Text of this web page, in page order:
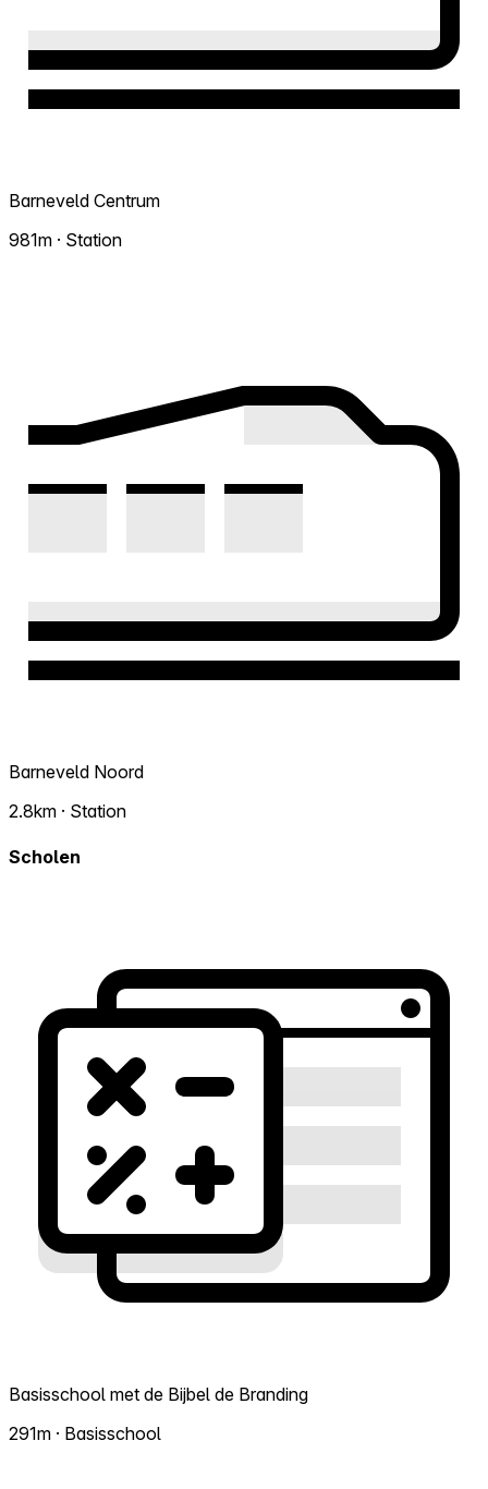
Barneveld Centrum
981m · Station
Barneveld Noord
2.8km · Station
Scholen
Basisschool met de Bijbel de Branding
291m · Basisschool